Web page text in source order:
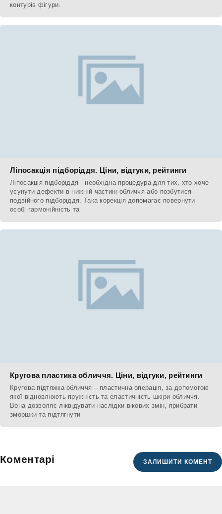
контурів фігури.
Ліпосакція підборіддя. Ціни, відгуки, рейтинги
Ліпосакція підборіддя - необхідна процедура для тих, хто хоче
усунути дефекти в нижній частині обличчя або позбутися
подвійного підборіддя. Така корекція допомагає повернути
особі гармонійність та
Кругова пластика обличчя. Ціни, відгуки, рейтинги
Кругова підтяжка обличчя – пластична операція, за допомогою
якої відновлюють пружність та еластичність шкіри обличчя.
Вона дозволяє ліквідувати наслідки вікових змін, прибрати
зморшки та підтягнути
Коментарі ЗАЛИШИТИ КОМЕНТ